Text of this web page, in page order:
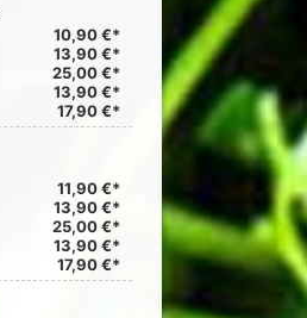
10,90 €*
13,90 €*
25,00 €*
13,90 €*
17,90 €*
11,90 €*
13,90 €*
25,00 €*
13,90 €*
17,90 €*